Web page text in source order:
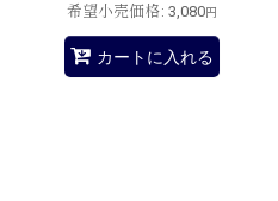
希望小売価格: 3,080円
カートに入れる